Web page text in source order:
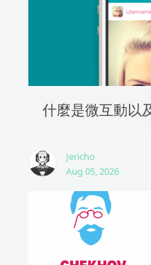
什麼是微互動以
Jericho
Aug 05, 2026